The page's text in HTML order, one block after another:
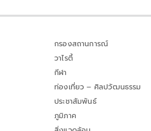
กรองสถานการณ์
วาไรตี้
กีฬา
ท่องเที่ยว – ศิลปวัฒนธรรม
ประชาสัมพันธ์
ภูมิภาค